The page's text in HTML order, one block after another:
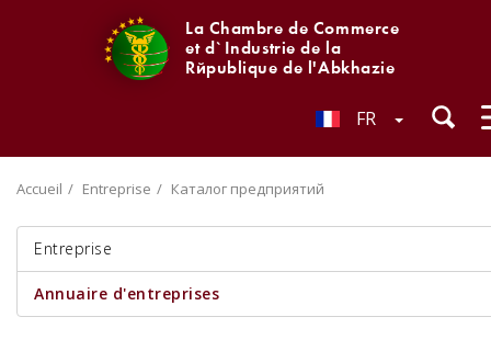
La Chambre de Commerce
et d`Industrie de la
République de l'Abkhazie
FR
Accueil Entreprise Каталог предприятий
Entreprise
Annuaire d'entreprises